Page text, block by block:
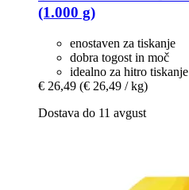
(1.000 g)
enostaven za tiskanje
dobra togost in moč
idealno za hitro tiskanje
€ 26,49 (€ 26,49 / kg)
Dostava do 11 avgust